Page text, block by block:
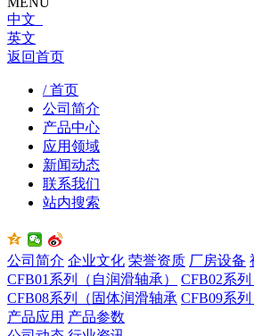
中文
英文
返回首页
/ 首页
公司简介
产品中心
应用领域
新闻动态
联系我们
站内搜索
公司简介 企业文化 荣誉资质 厂房设备
CFB01系列（自润滑轴承）
CFB02系
CFB08系列（固体润滑轴承 CFB09系列
产品应用 产品参数